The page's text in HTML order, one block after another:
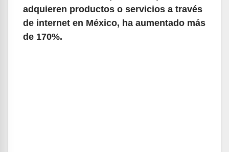
adquieren productos o servicios a través
de internet en México, ha aumentado más
de 170%.